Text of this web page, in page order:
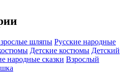
шляпы Русские народные
Детские костюмы Детский
народные сказки Взрослый